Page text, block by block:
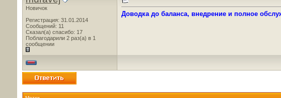
Новичок
Регистрация: 31.01.2014
Сообщений: 11
Сказал(а) спасибо: 17
Поблагодарили 2 раз(а) в 1
сообщении
Доводка до баланса, внедрение и полное